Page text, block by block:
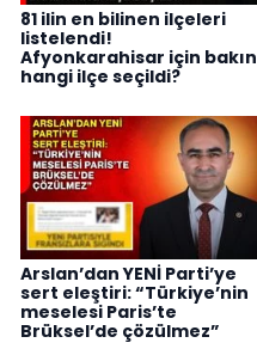
81 ilin en bilinen ilçeleri
listelendi!
Afyonkarahisar için bakın
hangi ilçe seçildi?
Arslan’dan YENİ Parti’ye
sert eleştiri: “Türkiye’nin
meselesi Paris’te
Brüksel’de çözülmez”